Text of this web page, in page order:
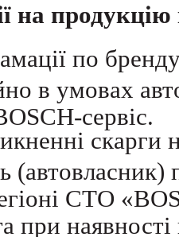
на
по
в умовах
сервіс.
скарги
(автовласник)
СТО
при